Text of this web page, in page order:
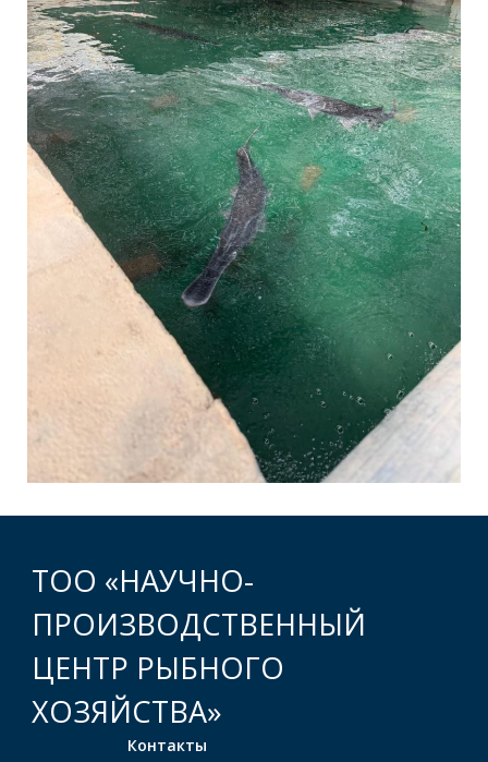
ТОО «НАУЧНО-
ПРОИЗВОДСТВЕННЫЙ
ЦЕНТР РЫБНОГО
ХОЗЯЙСТВА»
Контакты